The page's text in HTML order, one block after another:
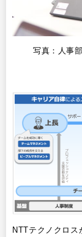
写真：人事
NTTテクノクロス